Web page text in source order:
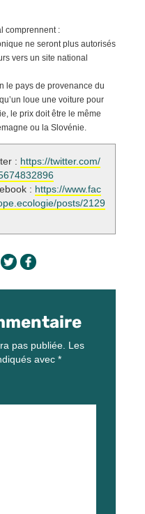
comprennent :
ne seront plus autorisés
vers un site national
le pays de provenance du
loue une voiture pour
le prix doit être le même
ou la Slovénie.
: https://twitter.com/
: https://www.fac
posts/2129
pas publiée. Les
avec *